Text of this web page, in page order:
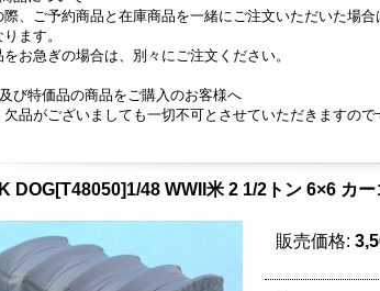
際、ご予約商品と在庫商品を一緒にご注文いただいた場
ます。
お急ぎの場合は、別々にご注文ください。
び特価品の商品をご購入のお客様へ
欠品がございましても一切不可とさせていただきますので
DOG[T48050]1/48 WWII米 2 1/2トン 6×6 カ
販売価格: